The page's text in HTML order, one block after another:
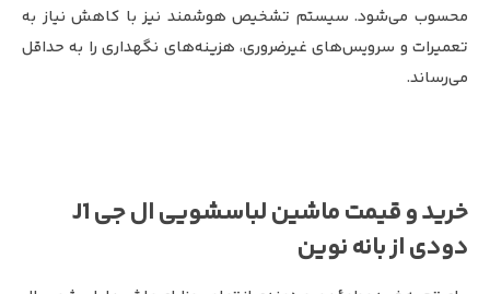
محسوب می‌شود. سیستم تشخیص هوشمند نیز با کاهش نیاز به
تعمیرات و سرویس‌های غیرضروری، هزینه‌های نگهداری را به حداقل
می‌رساند.
خرید و قیمت ماشین لباسشویی ال جی J1
دودی از بانه نوین